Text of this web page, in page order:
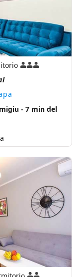
- 7 min del